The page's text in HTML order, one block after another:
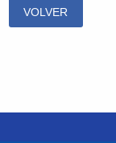
VOLVER